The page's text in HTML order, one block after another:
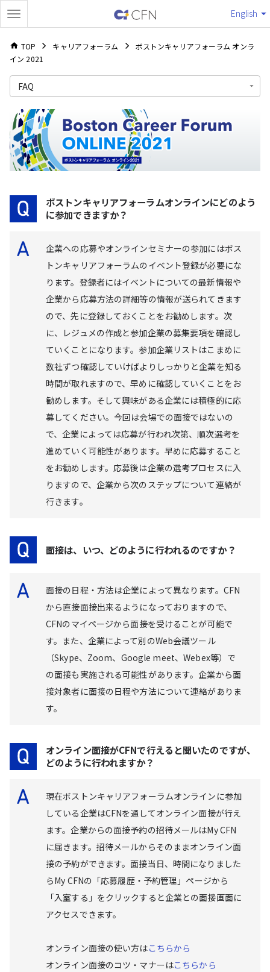
English
TOP キャリアフォーラム
ボストンキャリアフォーラム オンラ
イン 2021
FAQ
ボストンキャリアフォーラムオンラインにどのよう
に参加できますか？
企業への応募やオンラインセミナーの参加にはボス
トンキャリアフォーラムのイベント登録が必要にな
ります。登録者にはイベントについての最新情報や
企業から応募方法の詳細等の情報が送られてきます
ので、先に登録しておくことをお勧めします。次
に、レジュメの作成と参加企業の募集要項を確認し
ていくことになります。参加企業リストはこまめに
数社ずつ確認していけばよりしっかりと企業を知る
時間が取れますので、早めに確認していくことをお
勧めします。そして興味がある企業には積極的に応
募してください。今回は会場での面接ではないの
で、企業によっては応募が行われ次第、順次選考を
進めていく可能性があります。早めに応募すること
をお勧めします。応募後は企業の選考プロセスに入
りますので、企業から次のステップについて連絡が
行きます。
面接は、いつ、どのように行われるのですか？
面接の日程・方法は企業によって異なります。CFN
から直接面接出来るようになっておりますので、
CFNのマイページから面接を受けることが可能で
す。また、企業によって別のWeb会議ツール
（Skype、Zoom、Google meet、Webex等）で
の面接も実施される可能性があります。企業から面
接対象者に面接の日程や方法について連絡がありま
す。
オンライン面接がCFNで行えると聞いたのですが、
どのように行われますか？
現在ボストンキャリアフォーラムオンラインに参加
している企業はCFNを通してオンライン面接が行え
ます。企業からの面接予約の招待メールはMy CFN
に届きます。招待メールからそのままオンライン面
接の予約ができます。面接当日、時間になりました
らMy CFNの「応募履歴・予約管理」ページから
「入室する」をクリックすると企業との面接画面に
アクセスできます。
オンライン面接の使い方はこちらから
オンライン面接のコツ・マナーはこちらから